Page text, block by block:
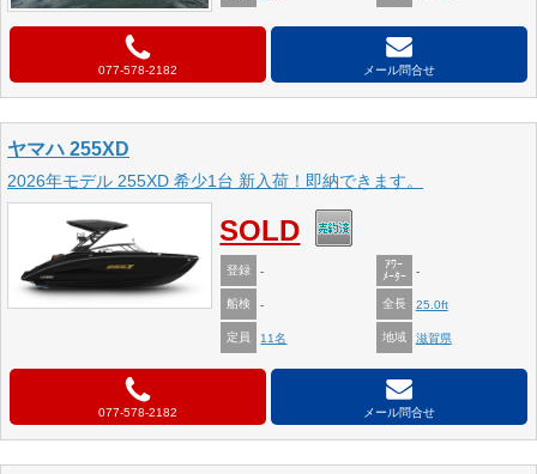
077-578-2182 メール問合せ
ヤマハ 255XD
2026年モデル 255XD 希少1台 新入荷！即納できます。
SOLD
登録 -
ｱﾜｰ
ﾒｰﾀｰ
-
船検 - 全長 25.0ft
定員 11名 地域 滋賀県
077-578-2182 メール問合せ